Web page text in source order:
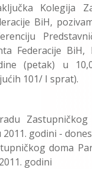
Kolegija
BiH,
Federacije
(petak) u
101/ I sprat).
Zastupničkog
2011. godini -
doma
godini